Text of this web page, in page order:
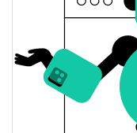
Вчерашнее
Вчерашний объем
Holy Coin